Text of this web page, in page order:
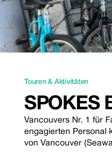
Touren & Aktivitäten
SPOKES
Vancouvers Nr. 1 für
engagierten Personal
von Vancouver